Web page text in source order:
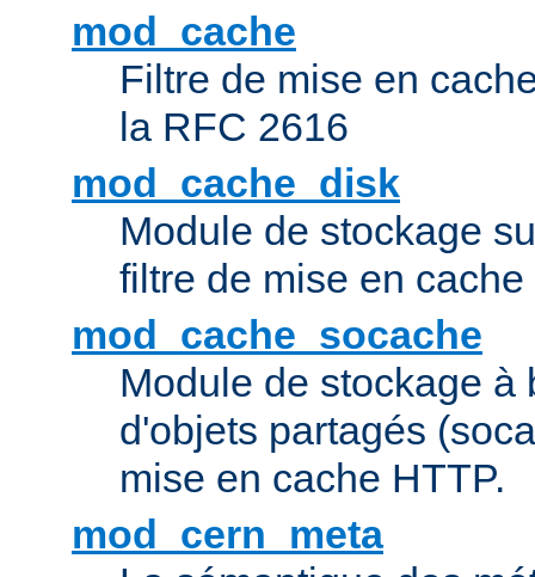
mod_cache
Filtre de mise en
la RFC 2616
mod_cache_disk
Module de stockage
filtre de mise en cache
mod_cache_socache
Module de stockage à
d'objets partagés
mise en cache HTTP.
mod_cern_meta